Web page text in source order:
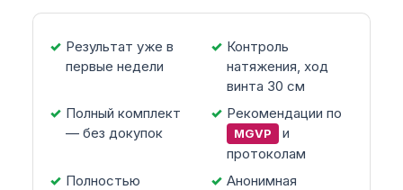
Результат уже в
первые недели
Контроль
натяжения, ход
винта 30 см
Полный комплект
— без докупок
Рекомендации по
MGVP
и
протоколам
Полностью
Анонимная